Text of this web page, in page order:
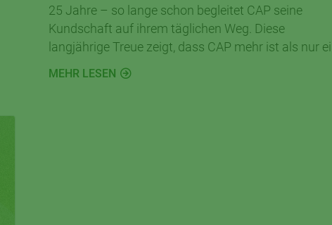
25 Jahre – so lange schon begleitet CAP seine
Kundschaft auf ihrem täglichen Weg. Diese
langjährige Treue zeigt, dass CAP mehr ist als nur ein
Supermarkt. Es ist ein Ort, an dem Nähe und
Verlässlichkeit zählen.
MEHR LESEN